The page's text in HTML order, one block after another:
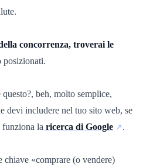
concorrenza, troverai le
posizionati.
beh, molto semplice,
devi includere nel tuo sito web, se
funziona la ricerca di Google .
chiave «comprare (o vendere)